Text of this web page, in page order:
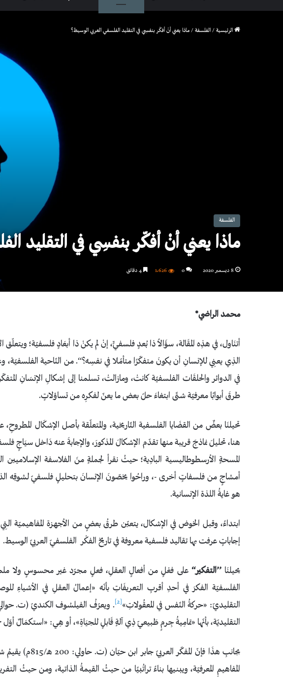
الرئيسية / الفلسفة / ماذا يعني أنْ أفكّر بنفسِي في التقليد الفلسفي العربي الوسيط؟
الفلسفة
ماذا يعني أنْ أفكّر بنفسِي في التقليد
8 ديسمبر 2020 0 1٬626
محمد الراضي*
أتنَاول، في هذِه المقَالة، سؤَالاً ذا بُعدٍ فلسفيٍّ، إنْ لم يكنْ ذا أبعَادٍ فلسفيّة؛ ويتعلّق
الذِي يعنِي للإنسانِ أن يكونَ متفكّرًا متأمّلا في نفسِه؟‘‘. من النّاحية الفلسفيّة،
في الدوائر والحلقَات الفلسفيّة كانتْ، ومازالتْ، تسلمنا إلى إشكالِ الإنسَانِ
طرقَ أبوابًا معرفيّة شتّى ابتغاءَ حلّ بعض ما يعنّ لفكرِه من تساؤلاتٍ.
تحيلنَا بعضٌ من القضَايا الفلسفية التّاريخية، والمتعلّقة بأصل الإشكَال
هنا، تحليلَ نماذجَ قريبة منها تقدّم الإشكالَ المذكورَ، والإجابةَ عنه دَاخل
المسحةٍ الأرسطوطاليسية البادِية؛ حيثُ نقرأ لجملةٍ منَ الفلاسفة الإسلاميين
أمشاجٍ من فلسفاتٍ أخرى -، وراحُوا يخصّونَ الإنسانَ بتحليلٍ فلسفيّ لشوقِه الذاتيّ
هو غايةُ اللذة الإنسانية.
ابتداءً، وقبل الخوض في الإشكال، يتعيّن طرقُ بعضٍ من الأجهزة المفاهيميّة
إجاباتٍ عرفت بها تقاليد فلسفية معروفة في تاريخ الفكْر الفلسفيّ العربيّ الوسيط.
يحيلنَا’’التفكير‘‘ على فعْلٍ من أفعالٍ العقلِ، فعلٍ مجرّد غير محسوسٍ ولا
الفلسفيّة الفكرَ في أحدِ أقربِ التعريفَاتِ بأنّه «إعمالُ العقلِ في الأشياءِ
التقليديّ: «حركةُ النّفس في المعقُولاتِ»[2] . ويعرّفُ الفيلسُوف الكنديّ (ت. حوالي: 260 هـ/
التقليديّة، بأنّها «تمامِيةُ جِرمٍ طَبيعيّ ذِي آلةٍ قَابلٍ للحِيَاةِ»، أو هِي: «استكمَالٌ
بجانبِ هذَا فإنّ
المفاهيمِ المعرفيّة، ويبنيها بناءً تراتُبيًا من حيثُ القيمةُ الذاتية، ومن حيثُ